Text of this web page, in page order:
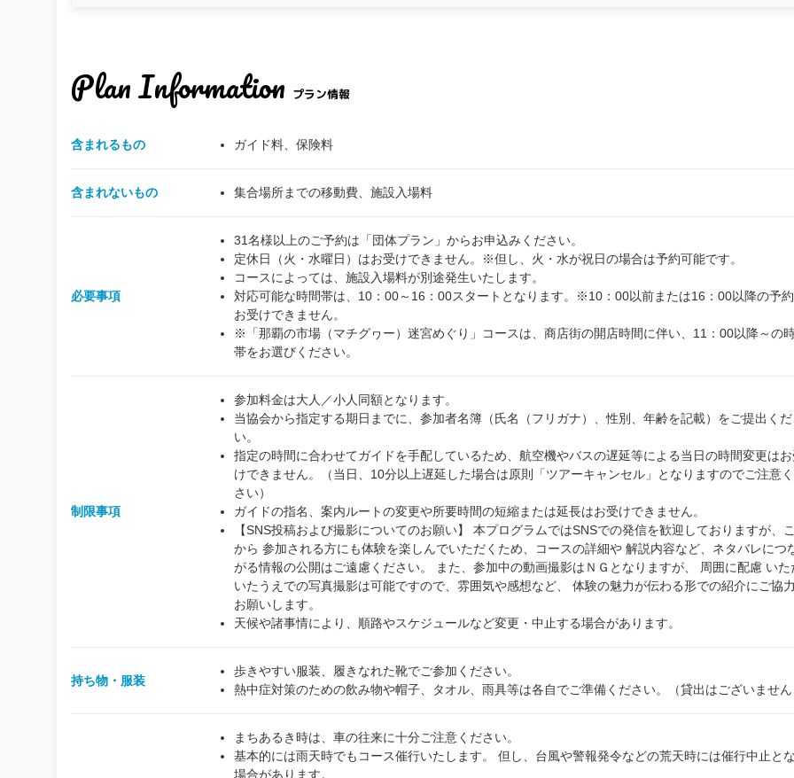
Plan Information プラン情報
含まれるもの ガイド料、保険料
含まれないもの 集合場所までの移動費、施設入場料
必要事項
31名様以上のご予約は「団体プラン」からお申込みください。
定休日（火・水曜日）はお受けできません。※但し、火・水が祝日の場合は予約可能です。
コースによっては、施設入場料が別途発生いたします。
対応可能な時間帯は、10：00～16：00スタートとなります。※10：00以前または16：00以降の予
お受けできません。
※「那覇の市場（マチグヮー）迷宮めぐり」コースは、商店街の開店時間に伴い、11：00以降～の
帯をお選びください。
制限事項
参加料金は大人／小人同額となります。
当協会から指定する期日までに、参加者名簿（氏名（フリガナ）、性別、年齢を記載）をご提出く
い。
指定の時間に合わせてガイドを手配しているため、航空機やバスの遅延等による当日の時間変更は
けできません。（当日、10分以上遅延した場合は原則「ツアーキャンセル」となりますのでご注意
さい）
ガイドの指名、案内ルートの変更や所要時間の短縮または延長はお受けできません。
【SNS投稿および撮影についてのお願い】 本プログラムではSNSでの発信を歓迎しておりますが、
から 参加される方にも体験を楽しんでいただくため、コースの詳細や 解説内容など、ネタバレにつ
がる情報の公開はご遠慮ください。 また、参加中の動画撮影はＮＧとなりますが、 周囲に配慮 いた
いたうえでの写真撮影は可能ですので、雰囲気や感想など、 体験の魅力が伝わる形での紹介にご協
お願いします。
天候や諸事情により、順路やスケジュールなど変更・中止する場合があります。
持ち物・服装
歩きやすい服装、履きなれた靴でご参加ください。
熱中症対策のための飲み物や帽子、タオル、雨具等は各自でご準備ください。（貸出はございませ
まちあるき時は、車の往来に十分ご注意ください。
基本的には雨天時でもコース催行いたします。 但し、台風や警報発令などの荒天時には催行中止と
場合があります。